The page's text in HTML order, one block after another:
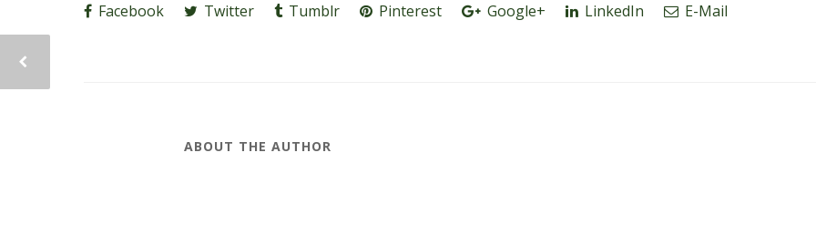
Facebook
Twitter Tumblr Pinterest Google+ LinkedIn E-Mail
ABOUT THE AUTHOR